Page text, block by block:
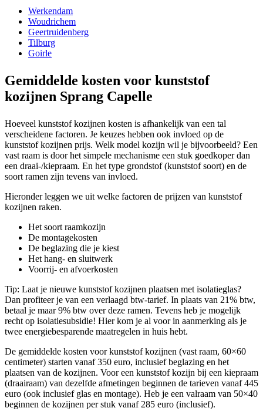
Werkendam
Woudrichem
Geertruidenberg
Tilburg
Goirle
Gemiddelde kosten voor kunststof
kozijnen Sprang Capelle
Hoeveel kunststof kozijnen kosten is afhankelijk van een tal
verscheidene factoren. Je keuzes hebben ook invloed op de
kunststof kozijnen prijs. Welk model kozijn wil je bijvoorbeeld? Een
vast raam is door het simpele mechanisme een stuk goedkoper dan
een draai-/kiepraam. En het type grondstof (kunststof soort) en de
soort ramen zijn tevens van invloed.
Hieronder leggen we uit welke factoren de prijzen van kunststof
kozijnen raken.
Het soort raamkozijn
De montagekosten
De beglazing die je kiest
Het hang- en sluitwerk
Voorrij- en afvoerkosten
Tip: Laat je nieuwe kunststof kozijnen plaatsen met isolatieglas?
Dan profiteer je van een verlaagd btw-tarief. In plaats van 21% btw,
betaal je maar 9% btw over deze ramen. Tevens heb je mogelijk
recht op isolatiesubsidie! Hier kom je al voor in aanmerking als je
twee energiebesparende maatregelen in huis hebt.
De gemiddelde kosten voor kunststof kozijnen (vast raam, 60×60
centimeter) starten vanaf 350 euro, inclusief beglazing en het
plaatsen van de kozijnen. Voor een kunststof kozijn bij een kiepraam
(draairaam) van dezelfde afmetingen beginnen de tarieven vanaf 445
euro (ook inclusief glas en montage). Heb je een valraam van 50×40
beginnen de kozijnen per stuk vanaf 285 euro (inclusief).